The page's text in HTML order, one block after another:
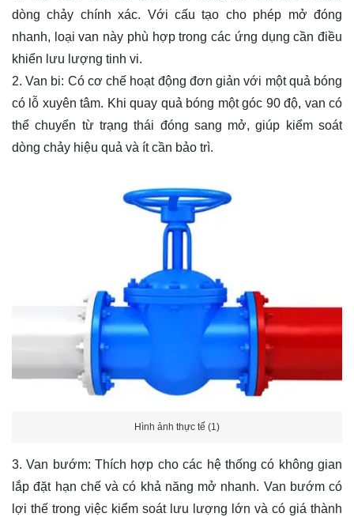
dòng chảy chính xác. Với cấu tạo cho phép mở đóng
nhanh, loại van này phù hợp trong các ứng dụng cần điều
khiển lưu lượng tinh vi.
2. Van bi: Có cơ chế hoạt động đơn giản với một quả bóng
có lỗ xuyên tâm. Khi quay quả bóng một góc 90 độ, van có
thể chuyển từ trạng thái đóng sang mở, giúp kiểm soát
dòng chảy hiệu quả và ít cần bảo trì.
Hình ảnh thực tế (1)
3. Van bướm: Thích hợp cho các hệ thống có không gian
lắp đặt hạn chế và có khả năng mở nhanh. Van bướm có
lợi thế trong việc kiểm soát lưu lượng lớn và có giá thành